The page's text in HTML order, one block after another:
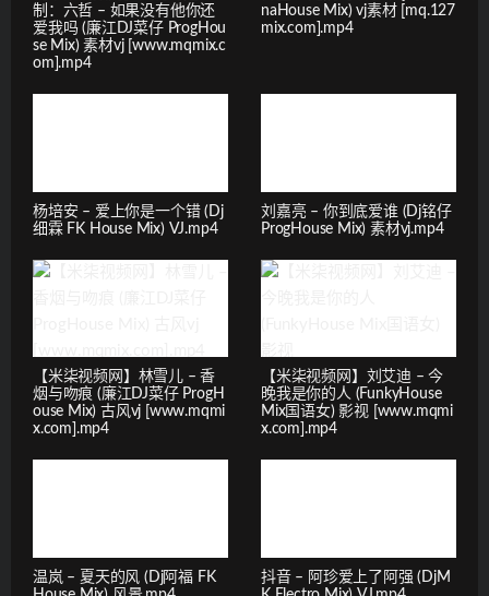
制：六哲 – 如果没有他你还
爱我吗 (廉江DJ菜仔 ProgHou
se Mix) 素材vj [www.mqmix.c
om].mp4
naHouse Mix) vj素材 [mq.127
mix.com].mp4
杨培安 – 爱上你是一个错 (Dj
细霖 FK House Mix) VJ.mp4
刘嘉亮 – 你到底爱谁 (Dj铭仔
ProgHouse Mix) 素材vj.mp4
【米柒视频网】林雪儿 – 香
烟与吻痕 (廉江DJ菜仔 ProgH
ouse Mix) 古风vj [www.mqmi
x.com].mp4
【米柒视频网】刘艾迪 – 今
晚我是你的人 (FunkyHouse
Mix国语女) 影视 [www.mqmi
x.com].mp4
温岚 – 夏天的风 (Dj阿福 FK
抖音 – 阿珍爱上了阿强 (DjM